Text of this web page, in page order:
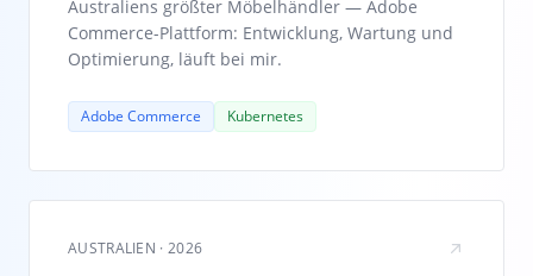
Australiens größter Möbelhändler — Adobe
Commerce-Plattform: Entwicklung, Wartung und
Optimierung, läuft bei mir.
Adobe Commerce Kubernetes
AUSTRALIEN · 2026